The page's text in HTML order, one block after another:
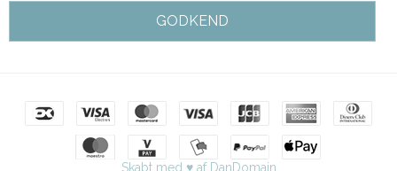
GODKEND
Skabt med ♥ af DanDomain